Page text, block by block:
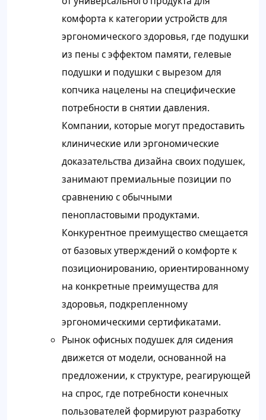
комфорта к категории устройств для
эргономического здоровья, где подушки
из пены с эффектом памяти, гелевые
подушки и подушки с вырезом для
копчика нацелены на специфические
потребности в снятии давления.
Компании, которые могут предоставить
клинические или эргономические
доказательства дизайна своих подушек,
занимают премиальные позиции по
сравнению с обычными
пенопластовыми продуктами.
Конкурентное преимущество смещается
от базовых утверждений о комфорте к
позиционированию, ориентированному
на конкретные преимущества для
здоровья, подкрепленному
эргономическими сертификатами.
Рынок офисных подушек для сидения
движется от модели, основанной на
предложении, к структуре, реагирующей
на спрос, где потребности конечных
пользователей формируют разработку